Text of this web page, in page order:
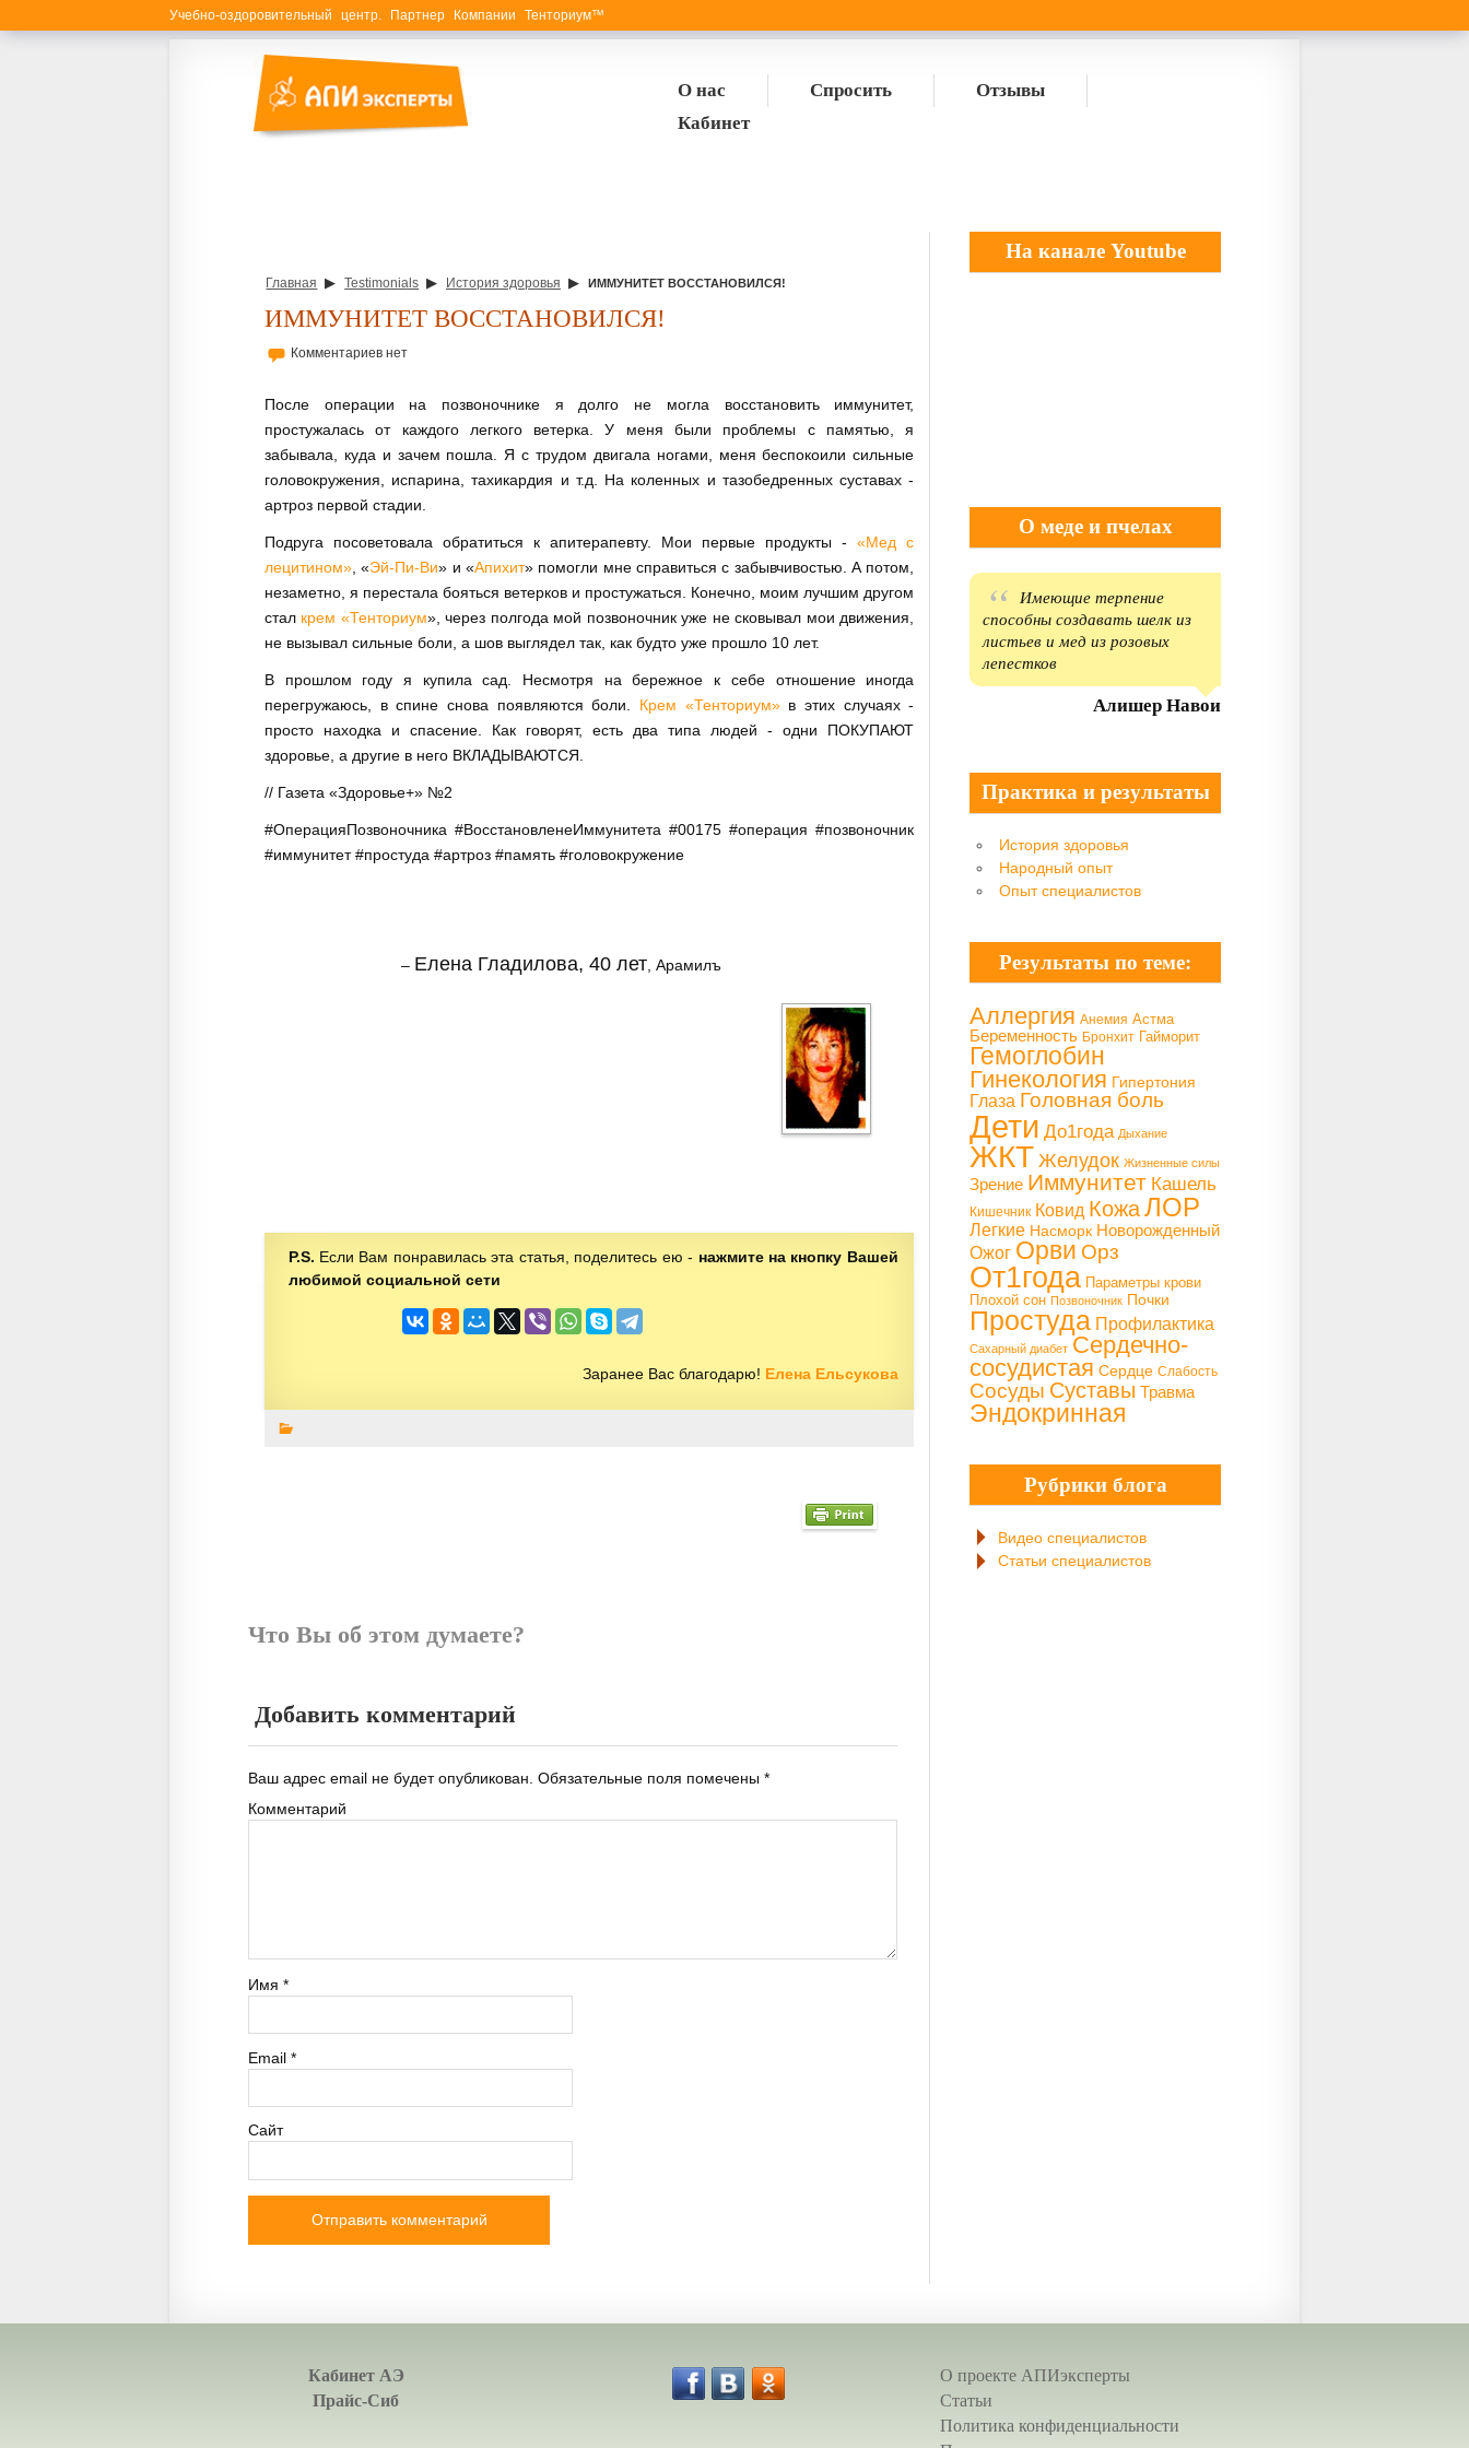
Учебно-оздоровительный центр. Партнер Компании Тенториум™
О нас Спросить
Отзывы
Кабинет
Главная ▶ Testimonials ▶ История здоровья ▶ ИММУНИТЕТ ВОССТАНОВИЛСЯ!
ИММУНИТЕТ ВОССТАНОВИЛСЯ!
Комментариев нет
После операции на позвоночнике я долго не могла восстановить иммунитет,
простужалась от каждого легкого ветерка. У меня были проблемы с памятью, я
забывала, куда и зачем пошла. Я с трудом двигала ногами, меня беспокоили сильные
головокружения, испарина, тахикардия и т.д. На коленных и тазобедренных суставах -
артроз первой стадии.
Подруга посоветовала обратиться к апитерапевту. Мои первые продукты -«Мед с
лецитином» , «Эй-Пи-Ви» и «Апихит» помогли мне справиться с забывчивостью. А потом,
незаметно, я перестала бояться ветерков и простужаться. Конечно, моим лучшим другом
стал крем «Тенториум», через полгода мой позвоночник уже не сковывал мои движения,
не вызывал сильные боли, а шов выглядел так, как будто уже прошло 10 лет.
В прошлом году я купила сад. Несмотря на бережное к себе отношение иногда
перегружаюсь, в спине снова появляются боли. Крем «Тенториум»в этих случаях -
просто находка и спасение. Как говорят, есть два типа людей - одни ПОКУПАЮТ
здоровье, а другие в него ВКЛАДЫВАЮТСЯ.
// Газета «Здоровье+» №2
#ОперацияПозвоночника#ВосстановленеИммунитета#00175#операция#позвоночник
#иммунитет#простуда #артроз #память #головокружение
Елена Гладилова, 40 лет Арамилъ
P.S. Если Вам понравилась эта статья, поделитесь ею - нажмите на кнопку Вашей
любимой социальной сети
Заранее Вас благодарю! Елена Ельсукова
Что Вы об этом думаете?
Добавить комментарий
Ваш адрес email не будет опубликован. Обязательные поля помечены *
Комментарий
Имя *
Email *
Сайт
На канале Youtube
О меде и пчелах
Имеющие терпение
способны создавать шелк из
листьев и мед из розовых
лепестков
Алишер Навои
Практика и результаты
История здоровья
Народный опыт
Опыт специалистов
Результаты по теме:
Аллергия Анемия Астма
Беременность Бронхит Гайморит
Гемоглобин
Гинекология Гипертония
Глаза Головная боль
Дети До1года Дыхание
ЖКТ Желудок Жизненные силы
Зрение Иммунитет Кашель
Кишечник Ковид КожаЛОР
Легкие Насморк Новорожденный
Ожог Орви Орз
От1года Параметры крови
Плохой сон Позвоночник Почки
Простуда Профилактика
Сахарный диабет Сердечно-
сосудистая Сердце Слабость
Сосуды Суставы Травма
Эндокринная
Рубрики блога
Видео специалистов
Статьи специалистов
Кабинет АЭ
Прайс-Сиб
О проекте АПИэксперты
Статьи
Политика конфиденциальности